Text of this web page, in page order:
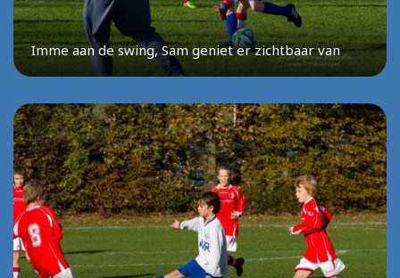
Imme aan de swing, Sam geniet er zichtbaar van